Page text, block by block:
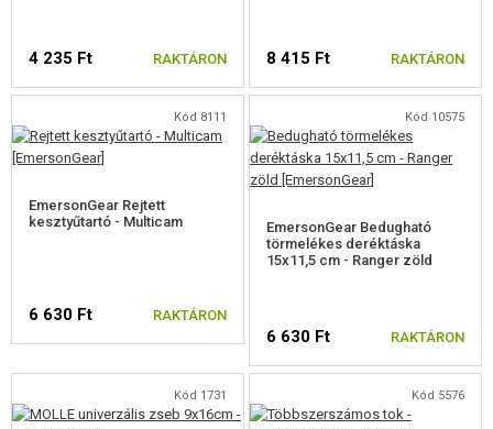
HÁTIZSÁKOK
KESZTYŰ
ÖVEK
MOLLE PLATFORMOK
TÁSKÁK
EGÉSZSÉGÜGYI TOKOK
4 235 Ft RAKTÁRON 8 415 Ft RAKTÁRON
Kód 8111
EmersonGear Rejtett
kesztyűtartó - Multicam
6 630 Ft RAKTÁRON
Kód 10575
EmersonGear Bedugható
törmelékes deréktáska
15x11,5 cm - Ranger zöld
6 630 Ft RAKTÁRON
Kód 1731 Kód 5576